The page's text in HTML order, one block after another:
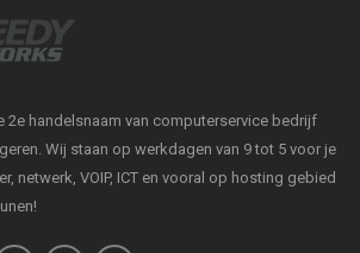
2e handelsnaam van computerservice bedrijf
Wij staan op werkdagen van 9 tot 5 voor je
netwerk, VOIP, ICT en vooral op hosting gebied